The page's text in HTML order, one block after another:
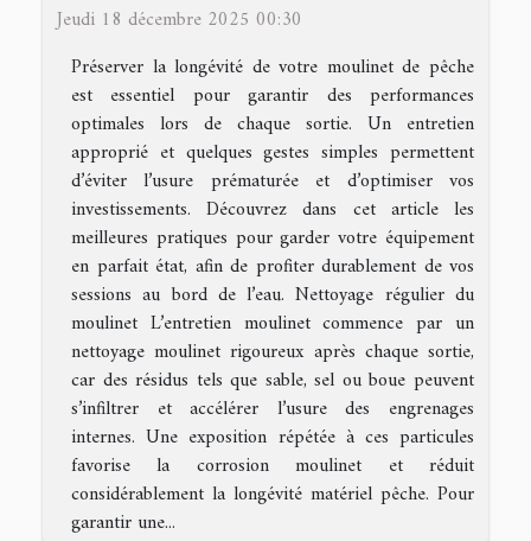
Jeudi 18 décembre 2025 00:30
Préserver la longévité de votre moulinet de pêche
est essentiel pour garantir des performances
optimales lors de chaque sortie. Un entretien
approprié et quelques gestes simples permettent
d’éviter l’usure prématurée et d’optimiser vos
investissements. Découvrez dans cet article les
meilleures pratiques pour garder votre équipement
en parfait état, afin de profiter durablement de vos
sessions au bord de l’eau. Nettoyage régulier du
moulinet L’entretien moulinet commence par un
nettoyage moulinet rigoureux après chaque sortie,
car des résidus tels que sable, sel ou boue peuvent
s’infiltrer et accélérer l’usure des engrenages
internes. Une exposition répétée à ces particules
favorise la corrosion moulinet et réduit
considérablement la longévité matériel pêche. Pour
garantir une...